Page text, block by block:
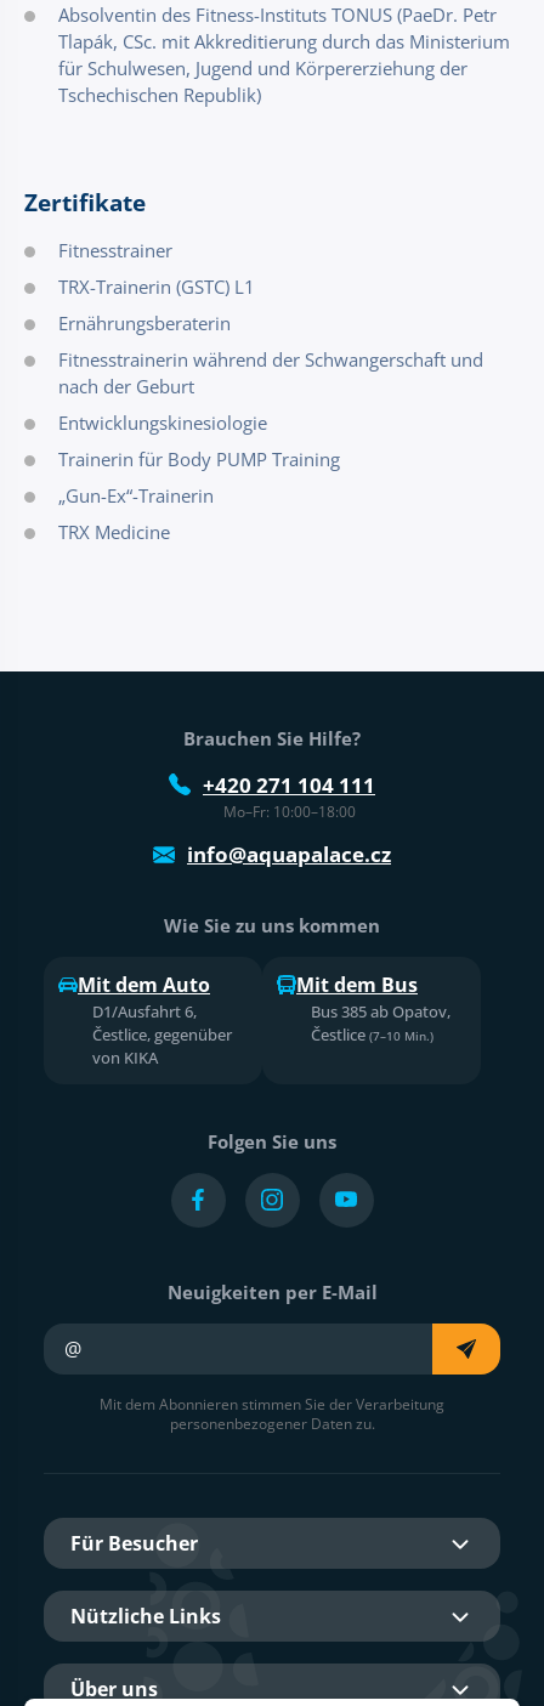
Absolventin des Fitness-Instituts TONUS (PaeDr. Petr
Tlapák, CSc. mit Akkreditierung durch das Ministerium
für Schulwesen, Jugend und Körpererziehung der
Tschechischen Republik)
Zertifikate
Fitnesstrainer
TRX-Trainerin (GSTC) L1
Ernährungsberaterin
Fitnesstrainerin während der Schwangerschaft und
nach der Geburt
Entwicklungskinesiologie
Trainerin für Body PUMP Training
„Gun-Ex“-Trainerin
TRX Medicine
Fußtext der Website
Brauchen Sie Hilfe?
+420 271 104 111
Mo–Fr: 10:00–18:00
info@aquapalace.cz
Wie Sie zu uns kommen
Mit dem Auto
D1/Ausfahrt 6,
Čestlice, gegenüber
von KIKA
Mit dem Bus
Bus 385 ab Opatov,
Čestlice (7–10 Min.)
Folgen Sie uns
Neuigkeiten per E-Mail
Mit dem Abonnieren stimmen Sie der Verarbeitung
personenbezogener Daten zu.
Für Besucher
Nützliche Links
Über uns